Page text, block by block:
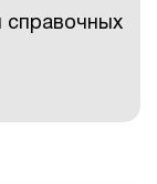
справочных